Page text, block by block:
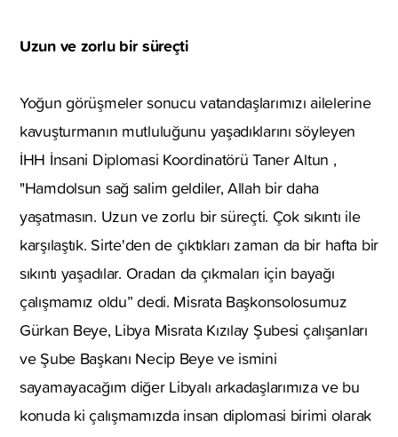
Uzun ve zorlu bir süreçti
Yoğun görüşmeler sonucu vatandaşlarımızı ailelerine
kavuşturmanın mutluluğunu yaşadıklarını söyleyen
İHH İnsani Diplomasi Koordinatörü Taner Altun ,
"Hamdolsun sağ salim geldiler, Allah bir daha
yaşatmasın. Uzun ve zorlu bir süreçti. Çok sıkıntı ile
karşılaştık. Sirte'den de çıktıkları zaman da bir hafta bir
sıkıntı yaşadılar. Oradan da çıkmaları için bayağı
çalışmamız oldu” dedi. Misrata Başkonsolosumuz
Gürkan Beye, Libya Misrata Kızılay Şubesi çalışanları
ve Şube Başkanı Necip Beye ve ismini
sayamayacağım diğer Libyalı arkadaşlarımıza ve bu
konuda ki çalışmamızda insan diplomasi birimi olarak